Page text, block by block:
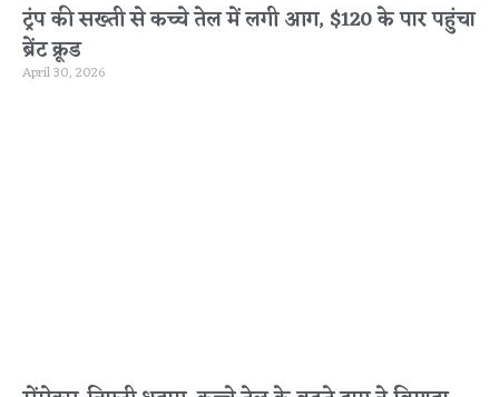
ट्रंप की सख्ती से कच्चे तेल में लगी आग, $120 के पार पहुंचा
ब्रेंट क्रूड
April 30, 2026